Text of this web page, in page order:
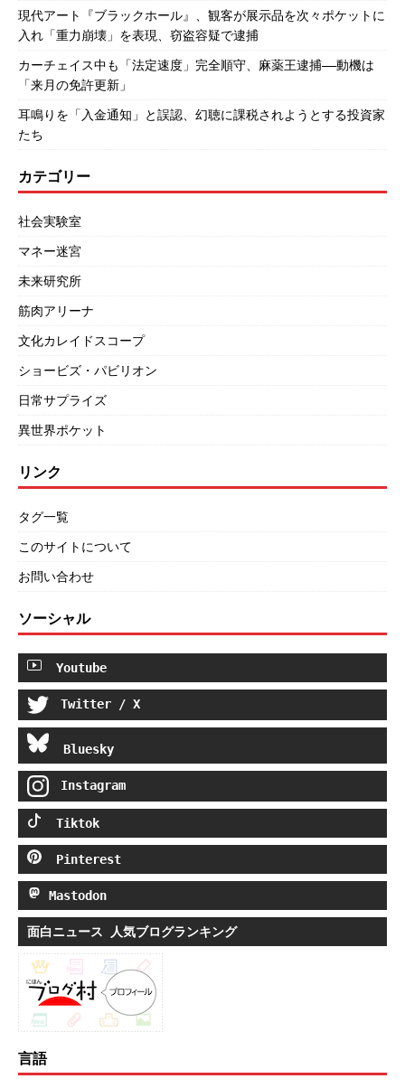
現代アート『ブラックホール』、観客が展示品を次々ポケットに
入れ「重力崩壊」を表現、窃盗容疑で逮捕
カーチェイス中も「法定速度」完全順守、麻薬王逮捕――動機は
「来月の免許更新」
耳鳴りを「入金通知」と誤認、幻聴に課税されようとする投資家
たち
カテゴリー
社会実験室
マネー迷宮
未来研究所
筋肉アリーナ
文化カレイドスコープ
ショービズ・パビリオン
日常サプライズ
異世界ポケット
リンク
タグ一覧
このサイトについて
お問い合わせ
ソーシャル
Youtube
Twitter / X
Bluesky
Instagram
Tiktok
Pinterest
Mastodon
面白ニュース 人気ブログランキング
言語